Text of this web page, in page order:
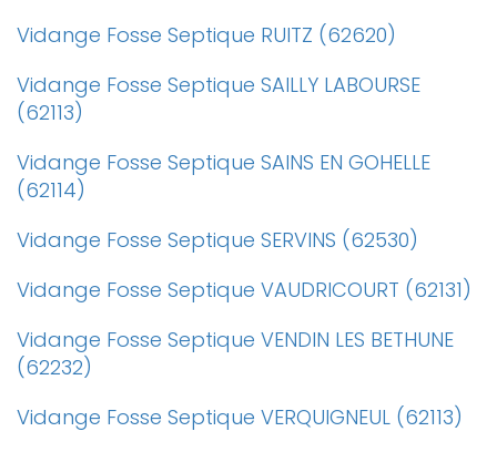
Vidange Fosse Septique RUITZ (62620)
Vidange Fosse Septique SAILLY LABOURSE
(62113)
Vidange Fosse Septique SAINS EN GOHELLE
(62114)
Vidange Fosse Septique SERVINS (62530)
Vidange Fosse Septique VAUDRICOURT (62131)
Vidange Fosse Septique VENDIN LES BETHUNE
(62232)
Vidange Fosse Septique VERQUIGNEUL (62113)